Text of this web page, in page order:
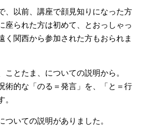
、以前、講座で顔見知りになった方
座られた方は初めて、とおっしゃっ
く関西から参加された方もおられま
ことたま、についての説明から。
術的な「のる＝発言」を、「と＝行
。
ついての説明がありました。